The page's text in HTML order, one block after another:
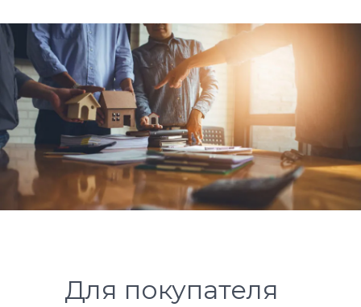
Для покупателя